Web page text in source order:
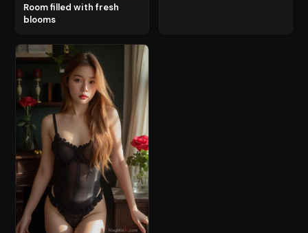
Room filled with fresh
blooms